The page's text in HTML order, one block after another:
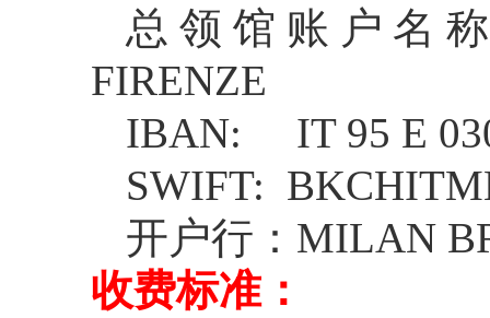
总领馆账户名称
FIRENZE
IBAN:
IT 95 E
SWIFT:
开户行：MILAN
收费标准：